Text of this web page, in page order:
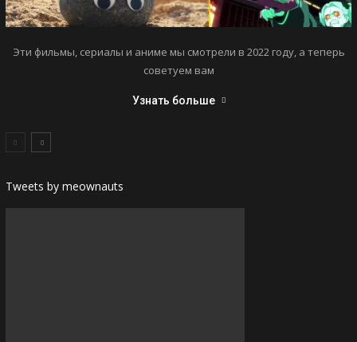
Эти фильмы, сериалы и аниме мы смотрели в 2022 году, а теперь
советуем вам
Узнать больше
Tweets by meownauts